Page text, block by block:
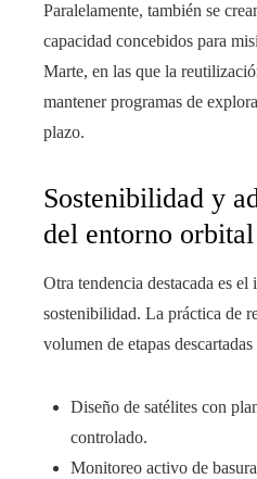
Paralelamente, también se
capacidad concebidos para
Marte, en las que la
mantener programas de
plazo.
Sostenibilidad y
del entorno orbital
Otra tendencia destacada es el
sostenibilidad. La práctica de
volumen de etapas
Diseño de satélites con
controlado.
Monitoreo activo de